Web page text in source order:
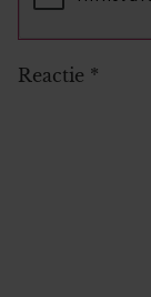
Reactie *